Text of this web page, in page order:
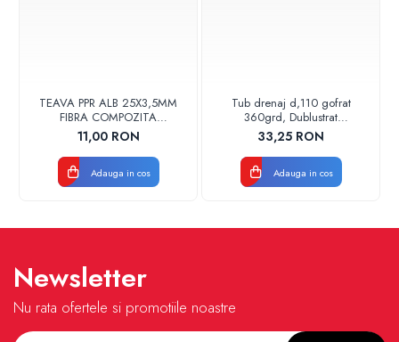
TEAVA PPR ALB 25X3,5MM
FIBRA COMPOZITA
10033025004
VALDUOTHERM VALROM
11,00 RON
Adauga in cos
Tub drenaj d,110 gofrat
360grd, Dublustrat
verde/negru 110152 Drainkit
33,25 RON
Adauga in cos
Newsletter
Nu rata ofertele si promotiile noastre